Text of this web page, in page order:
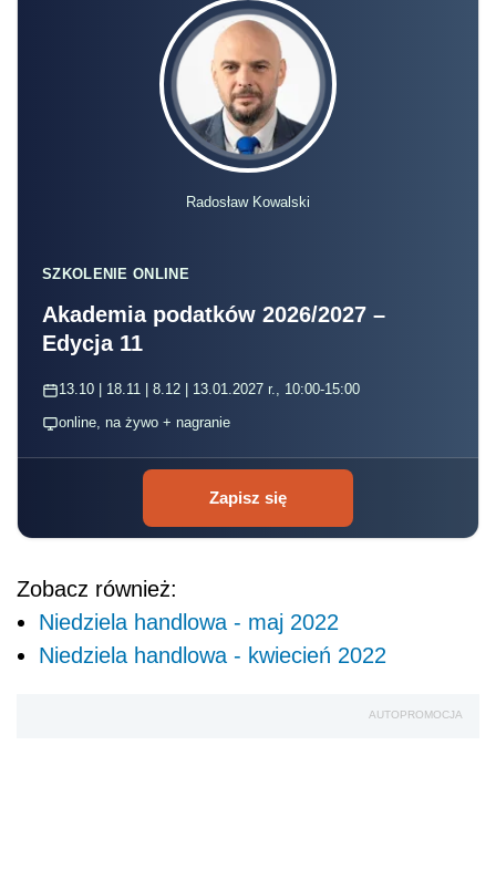
Akademia podatków 2026/2027 –
13.10 | 18.11 | 8.12 | 13.01.2027 r., 10:00-15:00
online, na żywo + nagranie
Zapisz się
Niedziela handlowa - maj 2022
Niedziela handlowa - kwiecień 2022